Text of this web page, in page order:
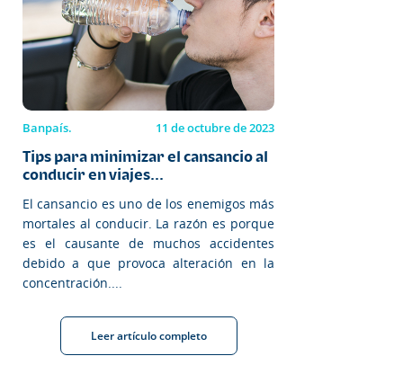
Banpaís. 11 de octubre de 2023
Tips para minimizar el cansancio al
conducir en viajes...
El cansancio es uno de los enemigos más
mortales al conducir. La razón es porque
es el causante de muchos accidentes
debido a que provoca alteración en la
concentración....
Leer artículo completo